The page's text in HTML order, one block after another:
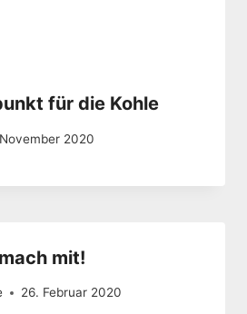
für die Kohle
November 2020
mit!
26. Februar 2020